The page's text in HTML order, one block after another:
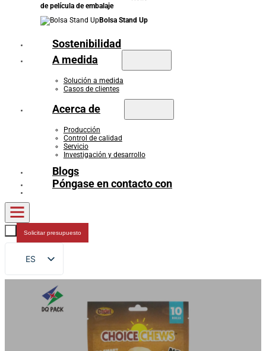
de película de embalaje
Bolsa Stand Up
Sostenibilidad
A medida
Solución a medida
Casos de clientes
Acerca de
Producción
Control de calidad
Servicio
Investigación y desarrollo
Blogs
Póngase en contacto con
Solicitar presupuesto
ES
EN